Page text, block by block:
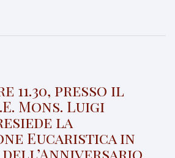
11.30, presso il
Mons. Luigi
la
Eucaristica in